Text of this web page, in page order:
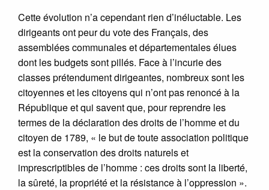
Cette évolution n’a cependant rien d’inéluctable. Les
dirigeants ont peur du vote des Français, des
assemblées communales et départementales élues
dont les budgets sont pillés. Face à l’incurie des
classes prétendument dirigeantes, nombreux sont les
citoyennes et les citoyens qui n’ont pas renoncé à la
République et qui savent que, pour reprendre les
termes de la déclaration des droits de l’homme et du
citoyen de 1789, « le but de toute association politique
est la conservation des droits naturels et
imprescriptibles de l’homme : ces droits sont la liberté,
la sûreté, la propriété et la résistance à l’oppression ».